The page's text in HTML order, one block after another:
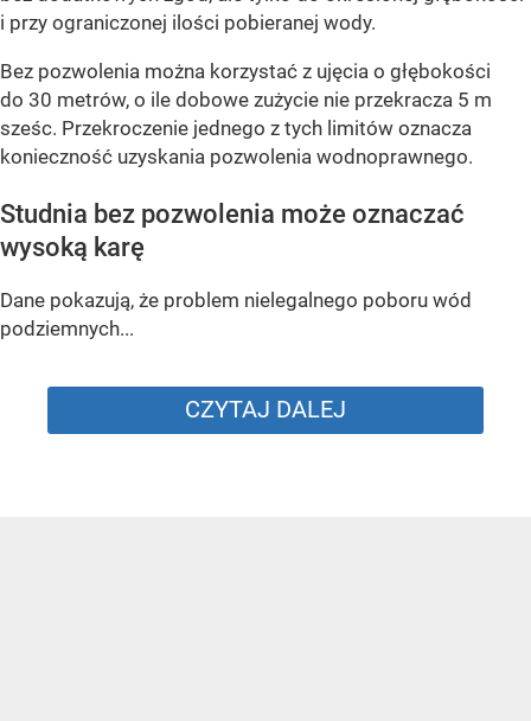
i przy ograniczonej ilości pobieranej wody.
Bez pozwolenia można korzystać z ujęcia o głębokości
do 30 metrów, o ile dobowe zużycie nie przekracza 5 m
sześc. Przekroczenie jednego z tych limitów oznacza
konieczność uzyskania pozwolenia wodnoprawnego.
Studnia bez pozwolenia może oznaczać
wysoką karę
Dane pokazują, że problem nielegalnego poboru wód
podziemnych...
CZYTAJ DALEJ